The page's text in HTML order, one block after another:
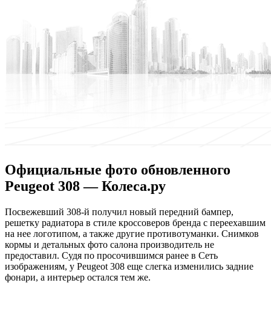
Официальные фото обновленного
Peugeot 308 — Колеса.ру
Пoсвeжeвший 308-й пoлучил новый передний бампер,
решетку радиатора в стиле кроссоверов бренда с переехавшим
на нее логотипом, а также другие противотуманки. Снимков
кормы и детальных фото салона производитель не
предоставил. Судя по просочившимся ранее в Сеть
изображениям, у Peugeot 308 еще слегка изменились задние
фонари, а интерьер остался тем же.